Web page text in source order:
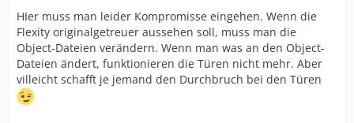
HIer muss man leider Kompromisse eingehen. Wenn die
Flexity originalgetreuer aussehen soll, muss man die
Object-Dateien verändern. Wenn man was an den Object-
Dateien ändert, funktionieren die Türen nicht mehr. Aber
villeicht schafft je jemand den Durchbruch bei den Türen